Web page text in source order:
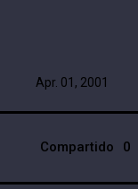
Apr. 01, 2001
Compartido 0